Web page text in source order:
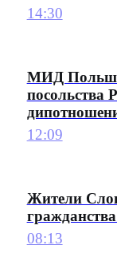
14:30
МИД
посольства
12:09
Жители
08:13